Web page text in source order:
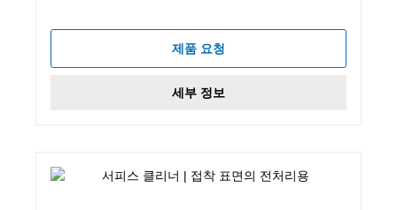
제품 요청
세부 정보